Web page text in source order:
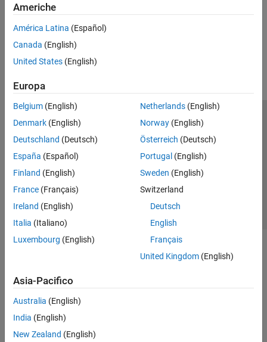
Americhe
América Latina (Español)
Canada (English)
United States (English)
Europa
Belgium (English)
Denmark (English)
Deutschland (Deutsch)
España (Español)
Finland (English)
France (Français)
Ireland (English)
Italia (Italiano)
Luxembourg (English)
Netherlands(English)
Norway(English)
Österreich (Deutsch)
Portugal (English)
Sweden (English)
Switzerland
Deutsch
English
Français
United Kingdom(English)
Asia-Pacifico
Australia (English)
India (English)
New Zealand (English)
Centro di fiducia
Informativa sulla privacy
Antipirateria
Stato dell'applicazione
Contatti
© 1994-2026 The MathWorks, Inc.